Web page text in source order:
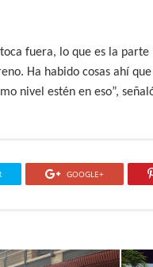
fuera, lo que es la
Ha habido cosas ahí
nivel estén en eso”,
GOOGLE+